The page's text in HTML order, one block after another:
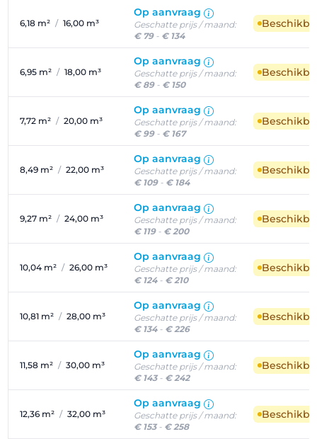
6,18 m² / 16,00 m³
Op aanvraag
Geschatte prijs / maand:
€ 79- € 134
6,95 m² / 18,00 m³
Op aanvraag
Geschatte prijs / maand:
€ 89- € 150
7,72 m² / 20,00 m³
Op aanvraag
Geschatte prijs / maand:
€ 99- € 167
8,49 m² / 22,00 m³
Op aanvraag
Geschatte prijs / maand:
€ 109- € 184
9,27 m² / 24,00 m³
Op aanvraag
Geschatte prijs / maand:
€ 119- € 200
10,04 m² / 26,00 m³
Op aanvraag
Geschatte prijs / maand:
€ 124- € 210
10,81 m² / 28,00 m³
Op aanvraag
Geschatte prijs / maand:
€ 134- € 226
11,58 m² / 30,00 m³
Op aanvraag
Geschatte prijs / maand:
€ 143- € 242
12,36 m² / 32,00 m³
Op aanvraag
Geschatte prijs / maand:
€ 153- € 258